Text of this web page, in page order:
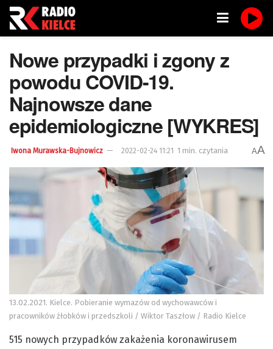
Nowe przypadki i zgony z
powodu COVID-19.
Najnowsze dane
epidemiologiczne [WYKRES]
Iwona Murawska-Bujnowicz 2022-02-24 11:21 1 min. czytania AA
13.02.2021. Kielce. Pobieranie wymazów od wychowawców i
pracowników żłobków i przedszkoli / Wiktor Taszłow / Radio Kielce
515 nowych przypadków zakażenia koronawirusem